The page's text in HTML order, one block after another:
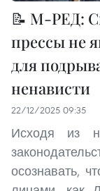
📝 М-РЕД:
прессы не
для
ненависти
22/12/2025 09:35
Исходя из
осознавать,